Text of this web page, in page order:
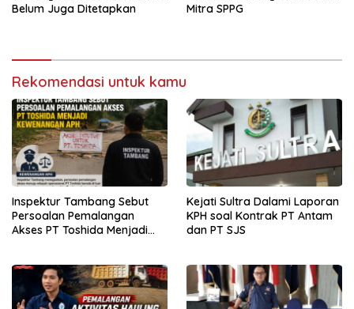
Belum Juga Ditetapkan
Mitra SPPG
Rekomendasi untuk kamu
Inspektur Tambang Sebut
Persoalan Pemalangan
Akses PT Toshida Menjadi
Kejati Sultra Dalami Laporan
KPH soal Kontrak PT Antam
dan PT SJS